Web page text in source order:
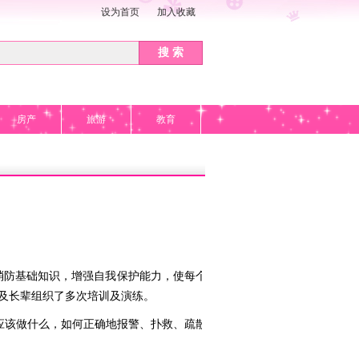
设为首页 加入收藏
搜 索
房产 旅游 教育
基础知识，增强自我保护能力，使每个工
辈组织了多次培训及演练。
做什么，如何正确地报警、扑救、疏散，